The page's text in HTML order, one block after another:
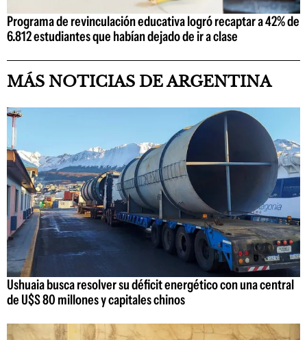
Programa de revinculación educativa logró recaptar a 42% de
6.812 estudiantes que habían dejado de ir a clase
MÁS NOTICIAS DE ARGENTINA
Ushuaia busca resolver su déficit energético con una central
de U$S 80 millones y capitales chinos